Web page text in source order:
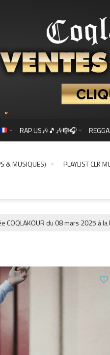
RAP US🎶🎵🎶🎼🎧
& MUSIQUES) PLAYLIST CLK
du 08 mars 2025 à la